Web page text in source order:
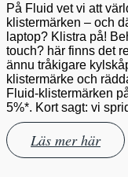
På Fluid vet vi att
klistermärken – och
laptop? Klistra på!
touch? här finns det
ännu tråkigare
klistermärke och
Fluid-klistermärken
5%*. Kort sagt: vi
Läs mer här